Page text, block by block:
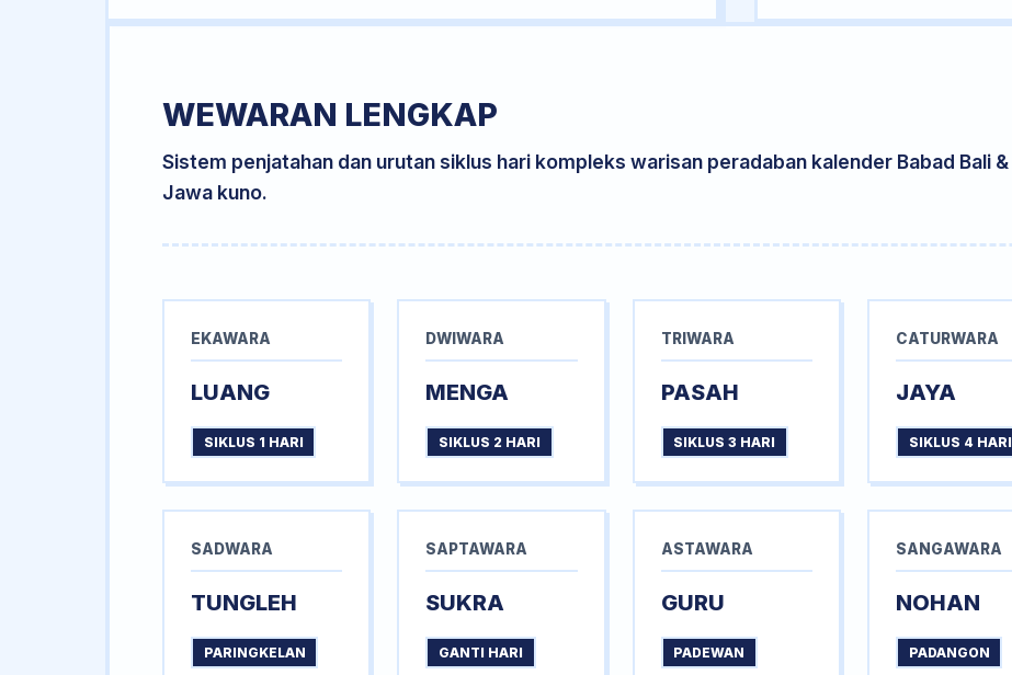
WEWARAN LENGKAP
Sistem penjatahan dan urutan siklus hari kompleks warisan peradaban kalender Babad Bali &
Jawa kuno.
EKAWARA
LUANG
SIKLUS 1 HARI
DWIWARA
MENGA
SIKLUS 2 HARI
TRIWARA
PASAH
SIKLUS 3 HARI
CATURWARA
JAYA
SIKLUS 4 HARI
SADWARA
TUNGLEH
PARINGKELAN
SAPTAWARA
SUKRA
GANTI HARI
ASTAWARA
GURU
PADEWAN
SANGAWARA
NOHAN
PADANGON